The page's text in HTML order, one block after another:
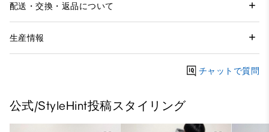
配送・交換・返品について
生産情報
チャットで質問
公式/StyleHint投稿スタイリング